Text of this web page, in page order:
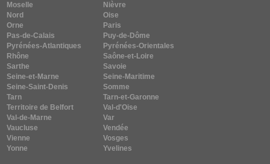
Moselle
Nièvre
Nord
Oise
Orne
Paris
Pas-de-Calais
Puy-de-Dôme
Pyrénées-Atlantiques
Pyrénées-Orientales
Rhône
Saône-et-Loire
Sarthe
Savoie
Seine-et-Marne
Seine-Maritime
Seine-Saint-Denis
Somme
Tarn
Tarn-et-Garonne
Territoire de Belfort
Val-d'Oise
Val-de-Marne
Var
Vaucluse
Vendée
Vienne
Vosges
Yonne
Yvelines